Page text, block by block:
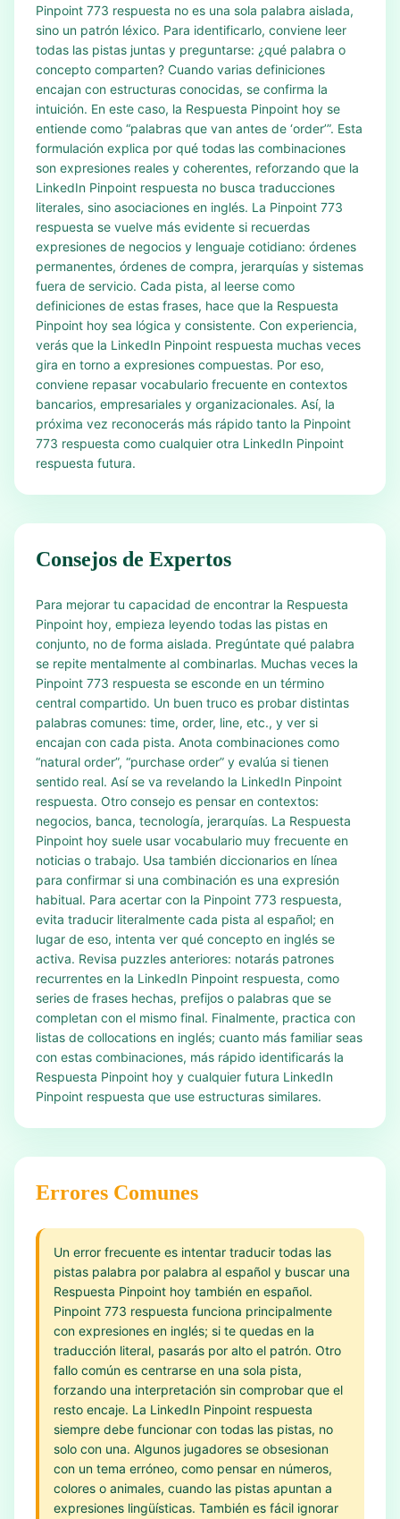
Pinpoint 773 respuesta no es una sola palabra aislada,
sino un patrón léxico. Para identificarlo, conviene leer
todas las pistas juntas y preguntarse: ¿qué palabra o
concepto comparten? Cuando varias definiciones
encajan con estructuras conocidas, se confirma la
intuición. En este caso, la Respuesta Pinpoint hoy se
entiende como “palabras que van antes de ‘order’”. Esta
formulación explica por qué todas las combinaciones
son expresiones reales y coherentes, reforzando que la
LinkedIn Pinpoint respuesta no busca traducciones
literales, sino asociaciones en inglés. La Pinpoint 773
respuesta se vuelve más evidente si recuerdas
expresiones de negocios y lenguaje cotidiano: órdenes
permanentes, órdenes de compra, jerarquías y sistemas
fuera de servicio. Cada pista, al leerse como
definiciones de estas frases, hace que la Respuesta
Pinpoint hoy sea lógica y consistente. Con experiencia,
verás que la LinkedIn Pinpoint respuesta muchas veces
gira en torno a expresiones compuestas. Por eso,
conviene repasar vocabulario frecuente en contextos
bancarios, empresariales y organizacionales. Así, la
próxima vez reconocerás más rápido tanto la Pinpoint
773 respuesta como cualquier otra LinkedIn Pinpoint
respuesta futura.
Consejos de Expertos
Para mejorar tu capacidad de encontrar la Respuesta
Pinpoint hoy, empieza leyendo todas las pistas en
conjunto, no de forma aislada. Pregúntate qué palabra
se repite mentalmente al combinarlas. Muchas veces la
Pinpoint 773 respuesta se esconde en un término
central compartido. Un buen truco es probar distintas
palabras comunes: time, order, line, etc., y ver si
encajan con cada pista. Anota combinaciones como
“natural order”, “purchase order” y evalúa si tienen
sentido real. Así se va revelando la LinkedIn Pinpoint
respuesta. Otro consejo es pensar en contextos:
negocios, banca, tecnología, jerarquías. La Respuesta
Pinpoint hoy suele usar vocabulario muy frecuente en
noticias o trabajo. Usa también diccionarios en línea
para confirmar si una combinación es una expresión
habitual. Para acertar con la Pinpoint 773 respuesta,
evita traducir literalmente cada pista al español; en
lugar de eso, intenta ver qué concepto en inglés se
activa. Revisa puzzles anteriores: notarás patrones
recurrentes en la LinkedIn Pinpoint respuesta, como
series de frases hechas, prefijos o palabras que se
completan con el mismo final. Finalmente, practica con
listas de collocations en inglés; cuanto más familiar seas
con estas combinaciones, más rápido identificarás la
Respuesta Pinpoint hoy y cualquier futura LinkedIn
Pinpoint respuesta que use estructuras similares.
Errores Comunes
Un error frecuente es intentar traducir todas las
pistas palabra por palabra al español y buscar una
Respuesta Pinpoint hoy también en español.
Pinpoint 773 respuesta funciona principalmente
con expresiones en inglés; si te quedas en la
traducción literal, pasarás por alto el patrón. Otro
fallo común es centrarse en una sola pista,
forzando una interpretación sin comprobar que el
resto encaje. La LinkedIn Pinpoint respuesta
siempre debe funcionar con todas las pistas, no
solo con una. Algunos jugadores se obsesionan
con un tema erróneo, como pensar en números,
colores o animales, cuando las pistas apuntan a
expresiones lingüísticas. También es fácil ignorar